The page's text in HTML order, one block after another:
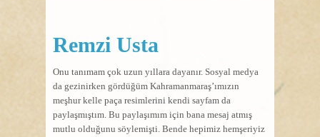
Remzi Usta
Onu tanımam çok uzun yıllara dayanır. Sosyal medya
da gezinirken gördüğüm Kahramanmaraş’ımızın
meşhur kelle paça resimlerini kendi sayfam da
paylaşmıştım. Bu paylaşımım için bana mesaj atmış
mutlu olduğunu söylemişti. Bende hepimiz hemşeriyiz